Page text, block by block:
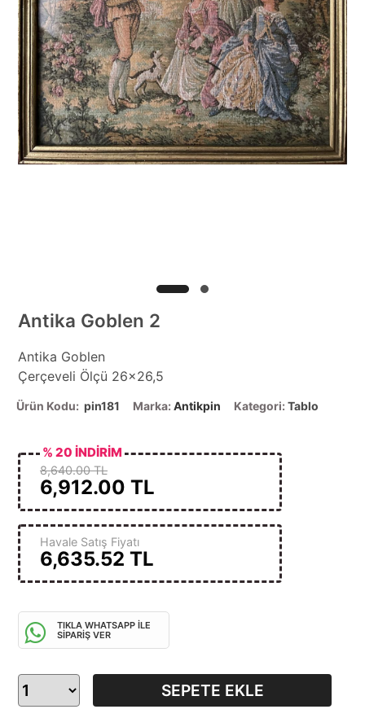
Antika Goblen 2
Antika Goblen
Çerçeveli Ölçü 26x26,5
Ürün Kodu: pin181 Marka: Antikpin Kategori: Tablo
8,640.00 TL
6,912.00 TL
% 20 İNDİRİM
Havale Satış Fiyatı
6,635.52 TL
TIKLA WHATSAPP İLE
SİPARİŞ VER
SEPETE EKLE